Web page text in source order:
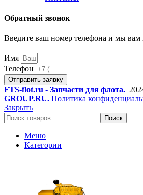
Обратный звонок
Введите ваш номер телефона и мы вам
Имя
Телефон
Отправить заявку
FTS-flot.ru - Запчасти для флота.
GROUP.RU. Политика
Закрыть
Поиск
Меню
Категории